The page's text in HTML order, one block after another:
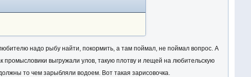
надо рыбу найти, покормить, а там поймал, не поймал вопрос. А
выгружали улов, такую плотву и лещей на любительскую
то чем зарыбляли водоем. Вот такая зарисовочка.